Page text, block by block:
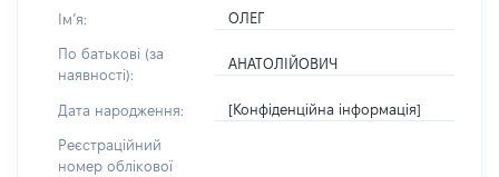
Імʼя: ОЛЕГ
По батькові (за
наявності):
АНАТОЛІЙОВИЧ
Дата народження: [Конфіденційна інформація]
Реєстраційний
номер облікової